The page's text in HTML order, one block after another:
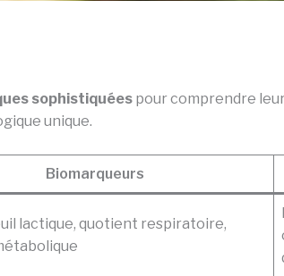
sophistiquées pour comprendre
unique.
Biomarqueurs
lactique, quotient respiratoire,